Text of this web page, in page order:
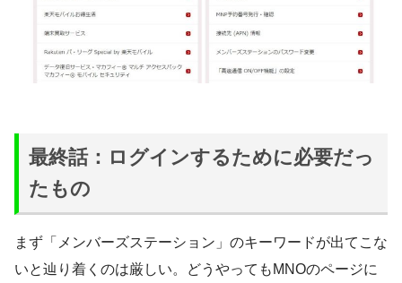
最終話：ログインするために必要だっ
たもの
まず「メンバーズステーション」のキーワードが出てこな
いと辿り着くのは厳しい。どうやってもMNOのページに